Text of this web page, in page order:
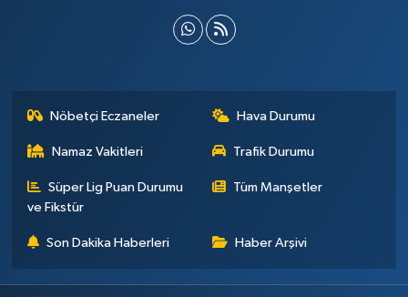
Nöbetçi Eczaneler Hava Durumu
Namaz Vakitleri Trafik Durumu
Süper Lig Puan Durumu
ve Fikstür
Tüm Manşetler
Son Dakika Haberleri Haber Arşivi